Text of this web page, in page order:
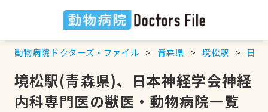
動物病院ドクターズ・ファイル 青森県 境松駅 日本
境松駅(青森県)、日本神経学会神経
内科専門医の獣医・動物病院一覧